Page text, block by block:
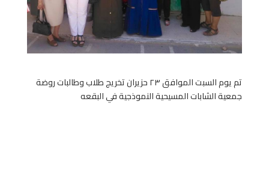
تم يوم السبت الموافق ٢٣ حزيران تخريج طلاب وطالبات روضة
جمعية الشابات المسيحية النموذجية في البقعه